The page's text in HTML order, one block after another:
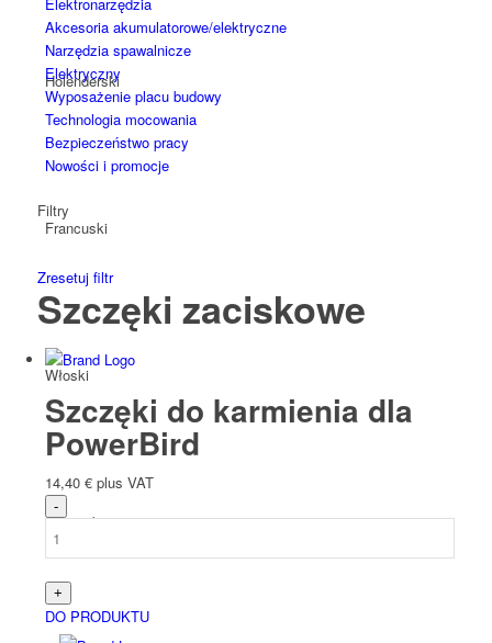
Holenderski
Francuski
Włoski
Słowacki
Akcesoria akumulatorowe/elektryczne
Narzędzia spawalnicze
Elektryczny
Wyposażenie placu budowy
Technologia mocowania
Bezpieczeństwo pracy
Nowości i promocje
Filtry
Zresetuj filtr
Szczęki zaciskowe
Szczęki do karmienia dla
PowerBird
14,40 € plus VAT
DO PRODUKTU